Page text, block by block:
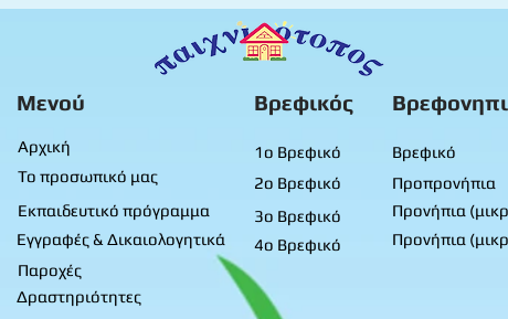
Μενού Βρεφικός
Αρχική
Το προσωπικό μας
Εκπαιδευτικό πρόγραμμα
Εγγραφές & Δικαιολογητικά
1ο Βρεφικό
2ο Βρεφικό
3ο Βρεφικό
4ο Βρεφικό
Βρεφικό
Προπρονήπια
Προνήπια
Προνήπια
Παροχές
Δραστηριότητες